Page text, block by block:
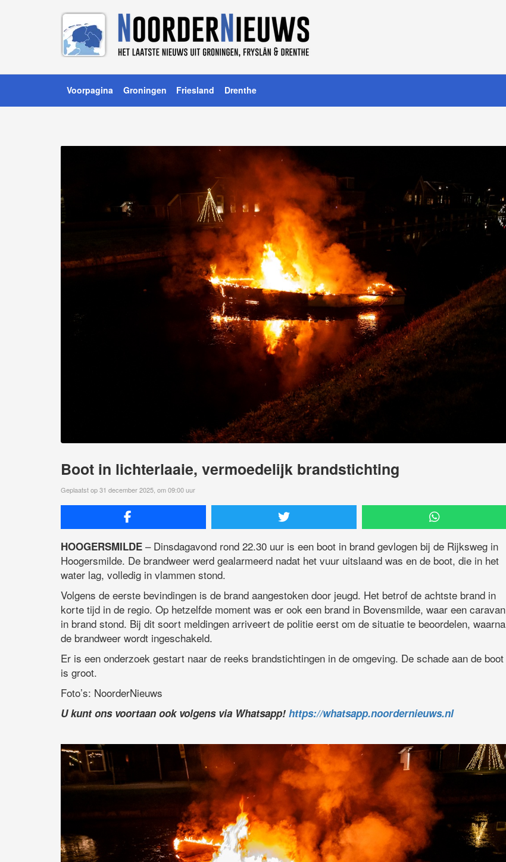
Voorpagina Groningen Friesland Drenthe
Boot in lichterlaaie, vermoedelijk brandstichting
Geplaatst op 31 december 2025, om 09:00 uur
HOOGERSMILDE – Dinsdagavond rond 22.30 uur is een boot in brand gevlogen bij de Rijksweg in
Hoogersmilde. De brandweer werd gealarmeerd nadat het vuur uitslaand was en de boot, die in het
water lag, volledig in vlammen stond.
Volgens de eerste bevindingen is de brand aangestoken door jeugd. Het betrof de achtste brand in
korte tijd in de regio. Op hetzelfde moment was er ook een brand in Bovensmilde, waar een caravan
in brand stond. Bij dit soort meldingen arriveert de politie eerst om de situatie te beoordelen, waarna
de brandweer wordt ingeschakeld.
Er is een onderzoek gestart naar de reeks brandstichtingen in de omgeving. De schade aan de boot
is groot.
Foto’s: NoorderNieuws
U kunt ons voortaan ook volgens via Whatsapp! https://whatsapp.noordernieuws.nl